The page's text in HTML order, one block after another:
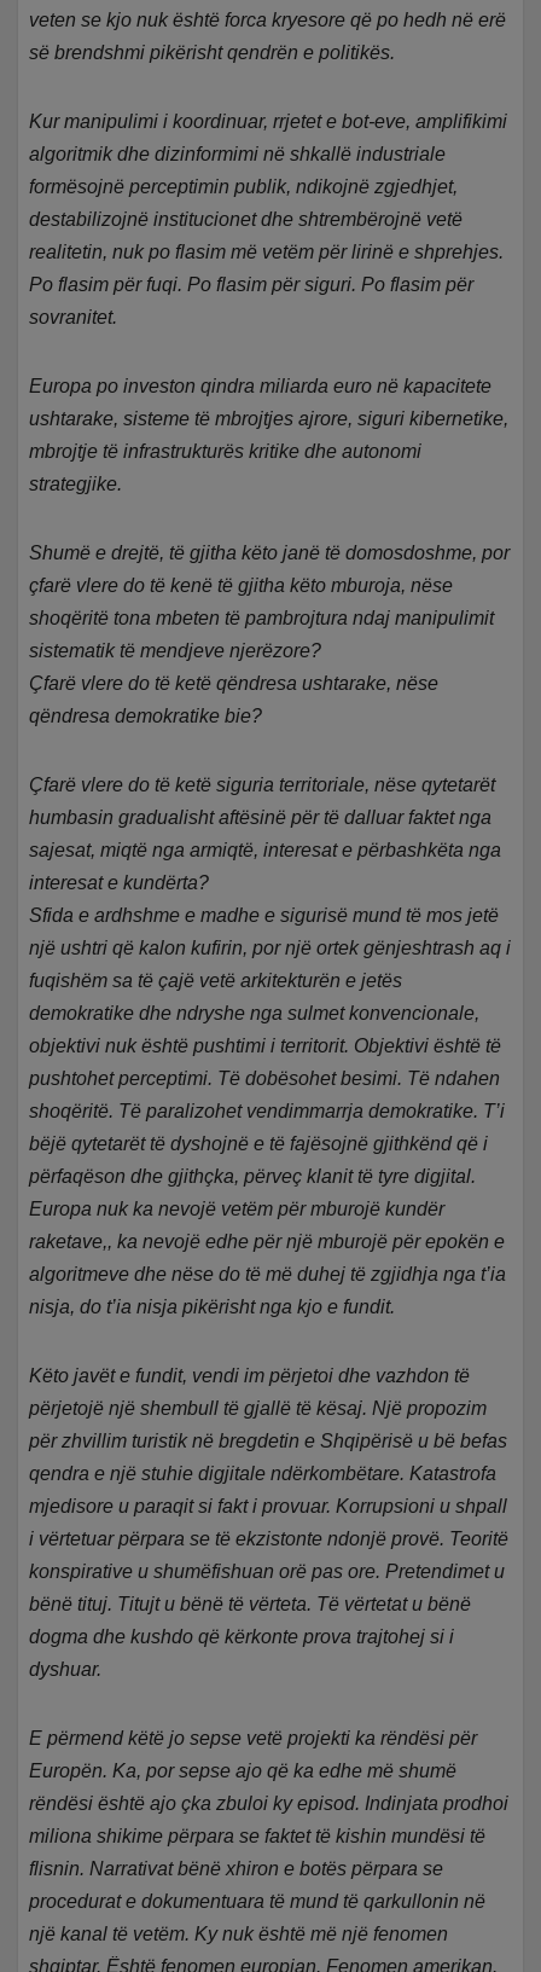
veten se kjo nuk është forca kryesore që po hedh në erë
së brendshmi pikërisht qendrën e politikës.
Kur manipulimi i koordinuar, rrjetet e bot-eve, amplifikimi
algoritmik dhe dizinformimi në shkallë industriale
formësojnë perceptimin publik, ndikojnë zgjedhjet,
destabilizojnë institucionet dhe shtrembërojnë vetë
realitetin, nuk po flasim më vetëm për lirinë e shprehjes.
Po flasim për fuqi. Po flasim për siguri. Po flasim për
sovranitet.
Europa po investon qindra miliarda euro në kapacitete
ushtarake, sisteme të mbrojtjes ajrore, siguri kibernetike,
mbrojtje të infrastrukturës kritike dhe autonomi
strategjike.
Shumë e drejtë, të gjitha këto janë të domosdoshme, por
çfarë vlere do të kenë të gjitha këto mburoja, nëse
shoqëritë tona mbeten të pambrojtura ndaj manipulimit
sistematik të mendjeve njerëzore?
Çfarë vlere do të ketë qëndresa ushtarake, nëse
qëndresa demokratike bie?
Çfarë vlere do të ketë siguria territoriale, nëse qytetarët
humbasin gradualisht aftësinë për të dalluar faktet nga
sajesat, miqtë nga armiqtë, interesat e përbashkëta nga
interesat e kundërta?
Sfida e ardhshme e madhe e sigurisë mund të mos jetë
një ushtri që kalon kufirin, por një ortek gënjeshtrash aq i
fuqishëm sa të çajë vetë arkitekturën e jetës
demokratike dhe ndryshe nga sulmet konvencionale,
objektivi nuk është pushtimi i territorit. Objektivi është të
pushtohet perceptimi. Të dobësohet besimi. Të ndahen
shoqëritë. Të paralizohet vendimmarrja demokratike. T’i
bëjë qytetarët të dyshojnë e të fajësojnë gjithkënd që i
përfaqëson dhe gjithçka, përveç klanit të tyre digjital.
Europa nuk ka nevojë vetëm për mburojë kundër
raketave,, ka nevojë edhe për një mburojë për epokën e
algoritmeve dhe nëse do të më duhej të zgjidhja nga t’ia
nisja, do t’ia nisja pikërisht nga kjo e fundit.
Këto javët e fundit, vendi im përjetoi dhe vazhdon të
përjetojë një shembull të gjallë të kësaj. Një propozim
për zhvillim turistik në bregdetin e Shqipërisë u bë befas
qendra e një stuhie digjitale ndërkombëtare. Katastrofa
mjedisore u paraqit si fakt i provuar. Korrupsioni u shpall
i vërtetuar përpara se të ekzistonte ndonjë provë. Teoritë
konspirative u shumëfishuan orë pas ore. Pretendimet u
bënë tituj. Titujt u bënë të vërteta. Të vërtetat u bënë
dogma dhe kushdo që kërkonte prova trajtohej si i
dyshuar.
E përmend këtë jo sepse vetë projekti ka rëndësi për
Europën. Ka, por sepse ajo që ka edhe më shumë
rëndësi është ajo çka zbuloi ky episod. Indinjata prodhoi
miliona shikime përpara se faktet të kishin mundësi të
flisnin. Narrativat bënë xhiron e botës përpara se
procedurat e dokumentuara të mund të qarkullonin në
një kanal të vetëm. Ky nuk është më një fenomen
shqiptar. Është fenomen europian. Fenomen amerikan.